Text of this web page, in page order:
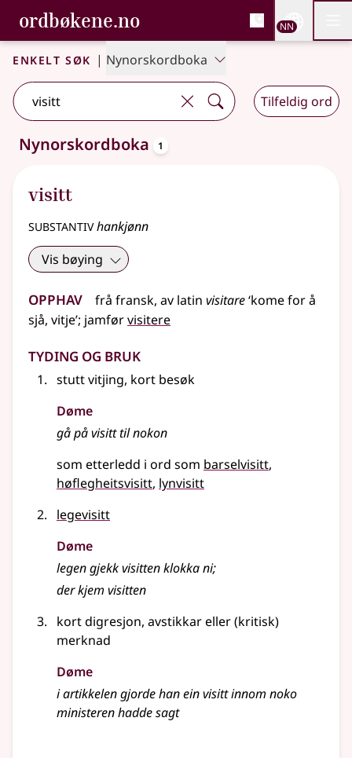
Gå til hovudinnhald
Tilgjenge
ordbøkene.no, Bokmålsordboka og
Bokmålsordboka og Nynorskordboka
NN
Enkelt søk | Nynorskordboka
Tilfeldig ord
Eitt treff.Ytterlegare søkjeforslag tilgjengelege
Nynorskordboka 1
visitt
substantivhankjønn
Vis bøying
Opphav frå fransk, av latin visitare‘kome for å
sjå, vitje’; jamførvisitere
Tyding og bruk
stutt vitjing, kort besøk
Døme
gå på visitt til nokon
som etterledd i ord som barselvisitt
høflegheitsvisitt lynvisitt
legevisitt
Døme
legen gjekk visitten klokka ni;
der kjem visitten
kort digresjon, avstikkareller(kritisk)
merknad
Døme
i artikkelen gjorde han ein visitt innom noko
ministeren hadde sagt